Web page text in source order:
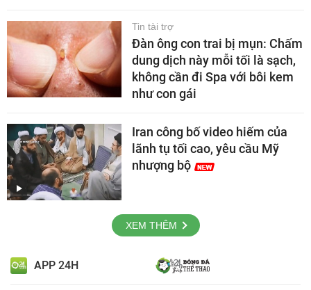
Tin tài trợ
Đàn ông con trai bị mụn: Chấm
dung dịch này mỗi tối là sạch,
không cần đi Spa với bôi kem
như con gái
Iran công bố video hiếm của
lãnh tụ tối cao, yêu cầu Mỹ
nhượng bộ
XEM THÊM
APP 24H